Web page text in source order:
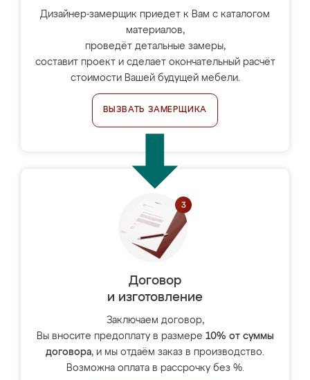
Дизайнер-замерщик приедет к Вам с каталогом
материалов,
проведёт детальные замеры,
составит проект и сделает окончательный расчёт
стоимости Вашей будущей мебели.
ВЫЗВАТЬ ЗАМЕРЩИКА
Договор
и изготовление
Заключаем договор,
Вы вносите предоплату в размере 10% от суммы
договора, и мы отдаём заказ в производство.
Возможна оплата в рассрочку без %.